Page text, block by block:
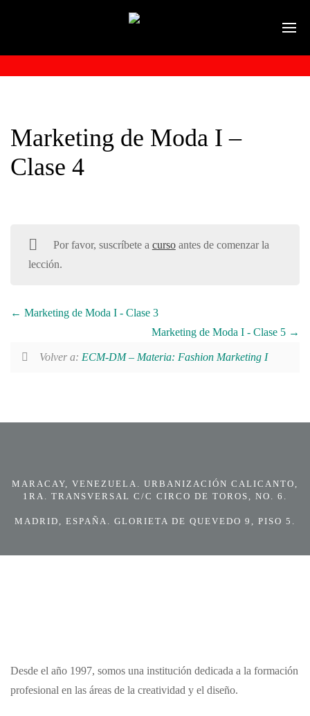
Marketing de Moda I –
Clase 4
Por favor, suscríbete a cursoantes de comenzar la
lección.
Marketing de Moda I - Clase 3
Marketing de Moda I - Clase 5
Volver a: ECM-DM – Materia: Fashion Marketing I
MARACAY, VENEZUELA. URBANIZACIÓN CALICANTO,
1RA. TRANSVERSAL C/C CIRCO DE TOROS, NO. 6.
MADRID, ESPAÑA. GLORIETA DE QUEVEDO 9, PISO 5.
Desde el año 1997, somos una institución dedicada a la formación
profesional en las áreas de la creatividad y el diseño.